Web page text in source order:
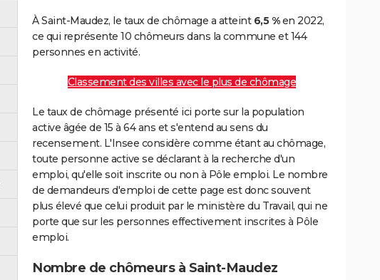
À Saint-Maudez, le taux de chômage a atteint 6,5 %en 2022,
ce qui représente 10 chômeurs dans la commune et 144
personnes en activité.
Classement des villes avec le plus de chômage
Le taux de chômage présenté ici porte sur la population
active âgée de 15 à 64 ans et s'entend au sens du
recensement. L'Insee considère comme étant au chômage,
toute personne active se déclarant à la recherche d'un
emploi, qu'elle soit inscrite ou non à Pôle emploi. Le nombre
de demandeurs d'emploi de cette page est donc souvent
plus élevé que celui produit par le ministère du Travail, qui ne
porte que sur les personnes effectivement inscrites à Pôle
emploi.
Nombre de chômeurs à Saint-Maudez